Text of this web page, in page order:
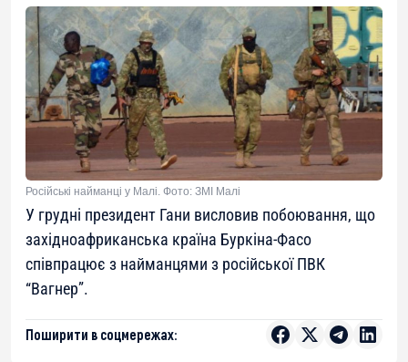
Російські найманці у Малі. Фото: ЗМІ Малі
У грудні президент Гани висловив побоювання, що
західноафриканська країна Буркіна-Фасо
співпрацює з найманцями з російської ПВК
“Вагнер”.
Поширити в соцмережах: